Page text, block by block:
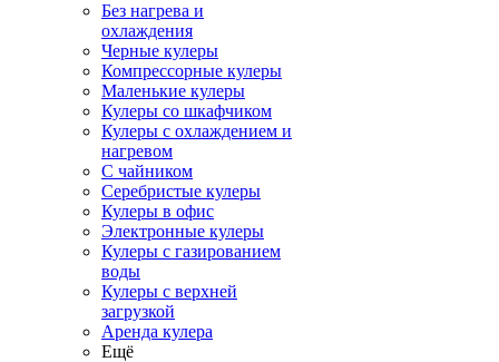
Без нагрева и
охлаждения
Черные кулеры
Компрессорные кулеры
Маленькие кулеры
Кулеры со шкафчиком
Кулеры с охлаждением и
нагревом
С чайником
Серебристые кулеры
Кулеры в офис
Электронные кулеры
Кулеры с газированием
воды
Кулеры с верхней
загрузкой
Аренда кулера
Ещё